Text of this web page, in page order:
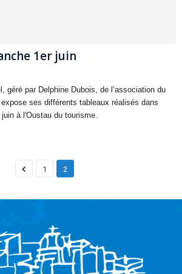
1er juin
géré par Delphine Dubois, de l’association du
ses différents tableaux réalisés dans
juin à l'Oustau du tourisme.
1 2